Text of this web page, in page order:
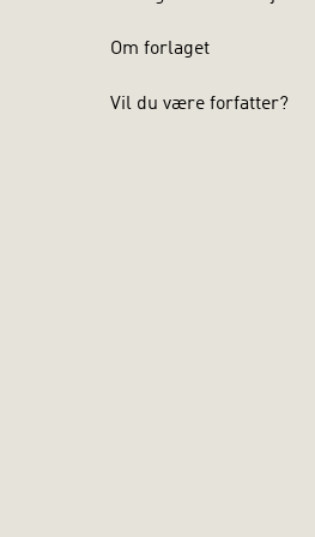
Om forlaget
Vil du være forfatter?